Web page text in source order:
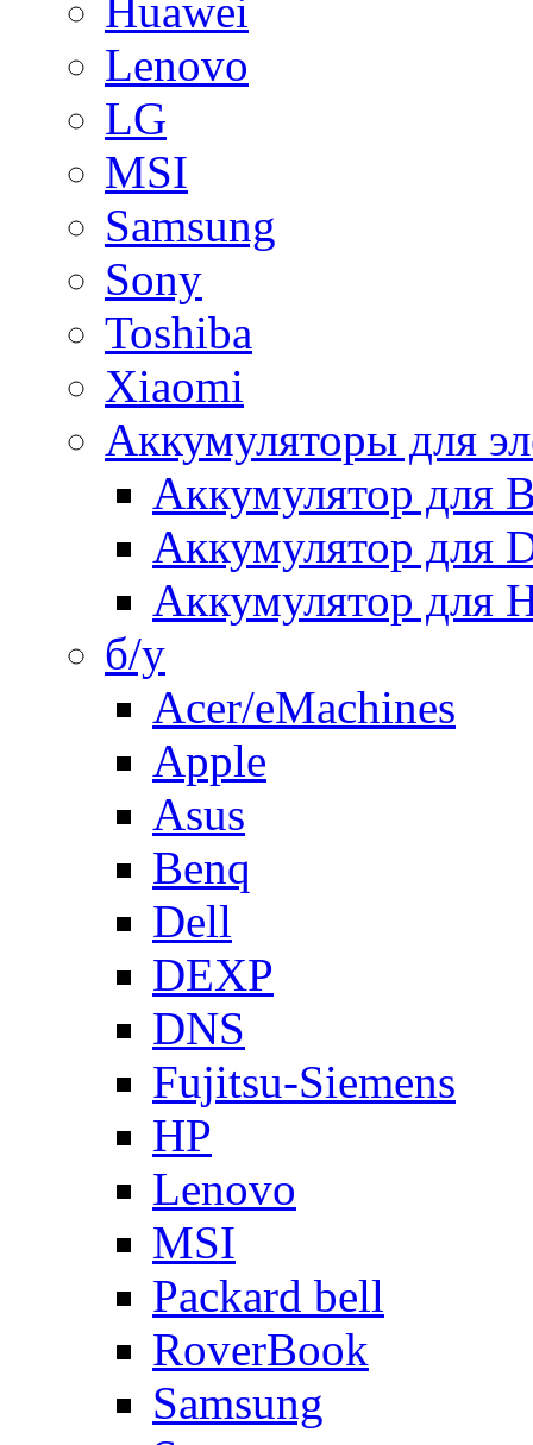
Huawei
Lenovo
LG
MSI
Samsung
Sony
Toshiba
Xiaomi
Аккумуляторы для
Аккумулятор для
Аккумулятор для
Аккумулятор для
б/у
Acer/eMachines
Apple
Asus
Benq
Dell
DEXP
DNS
Fujitsu-Siemens
HP
Lenovo
MSI
Packard bell
RoverBook
Samsung